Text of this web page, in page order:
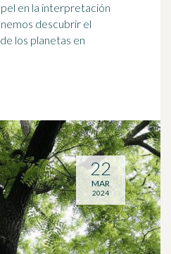
en la interpretación
descubrir el
los planetas en
22
MAR
2024